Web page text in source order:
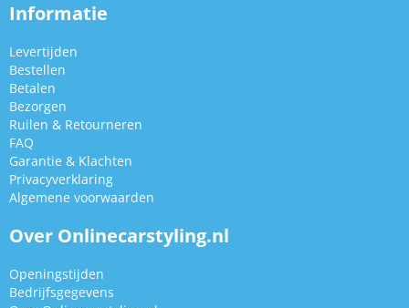
Informatie
Levertijden
Bestellen
Betalen
Bezorgen
Ruilen & Retourneren
FAQ
Garantie & Klachten
Privacyverklaring
Algemene voorwaarden
Over Onlinecarstyling.nl
Openingstijden
Bedrijfsgegevens